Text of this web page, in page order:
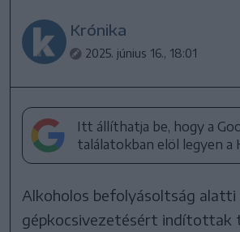
Krónika
2025. június 16., 18:01
Itt állíthatja be, hogy a
találatokban elöl legyen a
Alkoholos befolyásoltság alatti
gépkocsivezetésért indítottak